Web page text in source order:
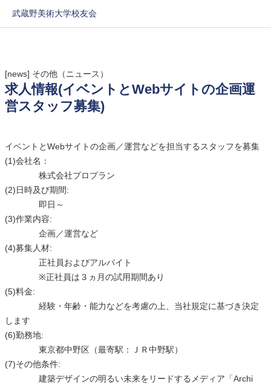
武蔵野美術大学校友会
[news] その他（ニュース）
求人情報(イベントとWebサイトの企画運
営スタッフ募集)
イベントとWebサイトの企画／運営などを担当するスタッフを募集
(1)会社名：
株式会社プロプラン
(2)日時及び期間:
即日～
(3)作業内容:
企画／運営など
(4)募集人材:
正社員およびアルバイト
※正社員は３ヵ月の試用期間あり
(5)料金:
経験・年齢・能力などを考慮の上、当社規定に基づき決定
します
(6)勤務地:
東京都中野区（最寄駅：ＪＲ中野駅）
(7)その他条件:
建築デザインの明るい未来をリードするメディア「Archi